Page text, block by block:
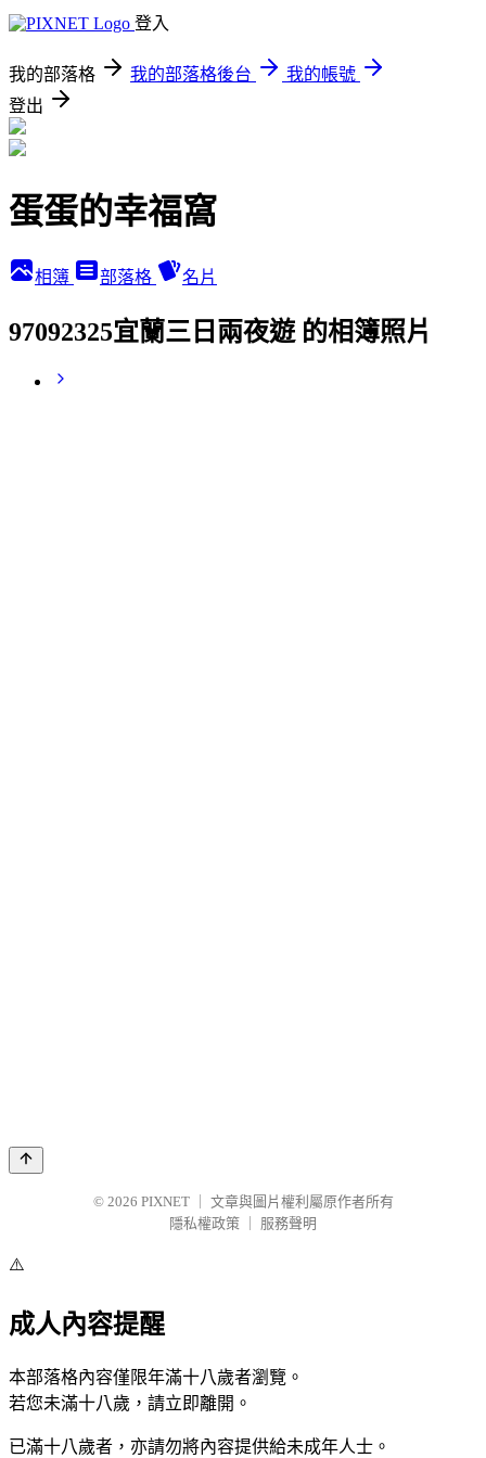
登入
我的部落格 我的部落格後台
我的帳號
登出
蛋蛋的幸福窩
相簿 部落格 名片
97092325宜蘭三日兩夜遊 的相簿照片
© 2026 PIXNET
文章與圖片權利屬原作者所有
隱私權政策
服務聲明
⚠️
成人內容提醒
本部落格內容僅限年滿十八歲者瀏覽。
若您未滿十八歲，請立即離開。
已滿十八歲者，亦請勿將內容提供給未成年人士。